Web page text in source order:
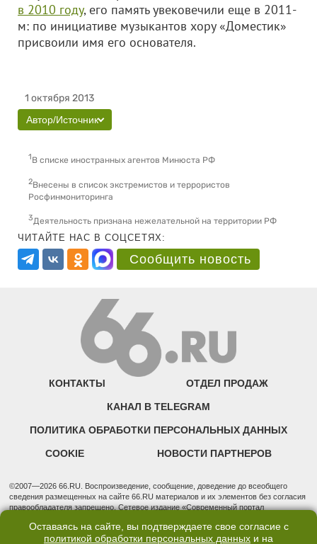
в 2010 году, его память увековечили еще в 2011-
м: по инициативе музыкантов хору «Доместик»
присвоили имя его основателя.
1 октября 2013
Автор/Источник
1В списке иностранных агентов Минюста РФ
2Внесены в список экстремистов и террористов
Росфинмониторинга
3Деятельность признана нежелательной на территории РФ
ЧИТАЙТЕ НАС В СОЦСЕТЯХ:
Сообщить новость
КОНТАКТЫ ОТДЕЛ ПРОДАЖ
КАНАЛ В TELEGRAM
ПОЛИТИКА ОБРАБОТКИ ПЕРСОНАЛЬНЫХ ДАННЫХ
COOKIE НОВОСТИ ПАРТНЕРОВ
©2007—2026 66.RU. Воспроизведение, сообщение, доведение до всеобщего
сведения размещенных на сайте 66.RU материалов и их элементов без согласия
правообладателя запрещено. Сетевое издание «Современный портал
надзору в сфере связи, информационных технологий и массовых коммуникаций
(Роскомнадзор). Регистрационный номер ЭЛ № ФС 77 - 76634 от 02.09.2019
Оставаясь на сайте, вы подтверждаете свое согласие с
политикой обработки персональных данных и на